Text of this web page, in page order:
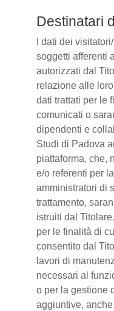
Destinatari
I dati dei
soggetti afferenti
autorizzati dal
relazione alle loro
dati trattati per le
comunicati o
dipendenti e
Studi di Padova
piattaforma, che,
e/o referenti per
amministratori di
trattamento,
istruiti dal
per le finalità di
consentito dal
lavori di
necessari al
o per la gestione
aggiuntive,